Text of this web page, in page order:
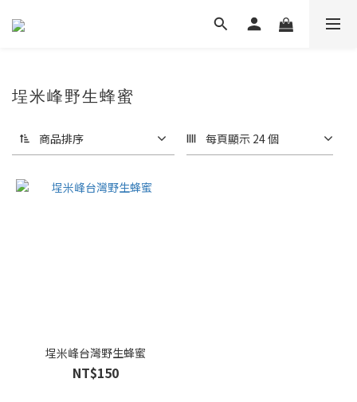
埕米峰野生蜂蜜
商品排序 每頁顯示 24 個
埕米峰台灣野生蜂蜜
NT$150